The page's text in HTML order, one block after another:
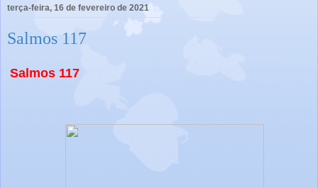
terça-feira, 16 de fevereiro de 2021
Salmos 117
Salmos 117